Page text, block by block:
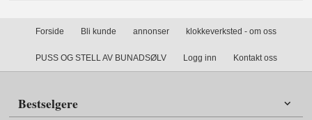
Forside Bli kunde annonser klokkeverksted - om oss
PUSS OG STELL AV BUNADSØLV Logg inn Kontakt oss
Bestselgere